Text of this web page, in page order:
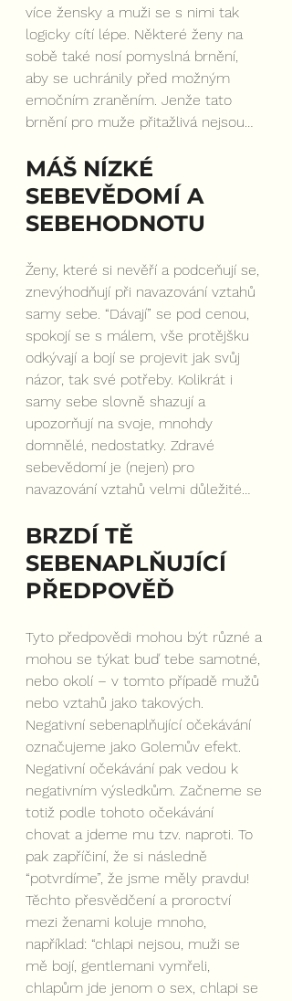
více žensky a muži se s nimi tak
logicky cítí lépe. Některé ženy na
sobě také nosí pomyslná brnění,
aby se uchránily před možným
emočním zraněním. Jenže tato
brnění pro muže přitažlivá nejsou…
MÁŠ NÍZKÉ
SEBEVĚDOMÍ A
SEBEHODNOTU
Ženy, které si nevěří a podceňují se,
znevýhodňují při navazování vztahů
samy sebe. “Dávají” se pod cenou,
spokojí se s málem, vše protějšku
odkývají a bojí se projevit jak svůj
názor, tak své potřeby. Kolikrát i
samy sebe slovně shazují a
upozorňují na svoje, mnohdy
domnělé, nedostatky. Zdravé
sebevědomí je (nejen) pro
navazování vztahů velmi důležité…
BRZDÍ TĚ
SEBENAPLŇUJÍCÍ
PŘEDPOVĚĎ
Tyto předpovědi mohou být různé a
mohou se týkat buď tebe samotné,
nebo okolí – v tomto případě mužů
nebo vztahů jako takových.
Negativní sebenaplňující očekávání
označujeme jako Golemův efekt.
Negativní očekávání pak vedou k
negativním výsledkům. Začneme se
totiž podle tohoto očekávání
chovat a jdeme mu tzv. naproti. To
pak zapříčiní, že si následně
“potvrdíme”, že jsme měly pravdu!
Těchto přesvědčení a proroctví
mezi ženami koluje mnoho,
například: “chlapi nejsou, muži se
mě bojí, gentlemani vymřeli,
chlapům jde jenom o sex, chlapi se